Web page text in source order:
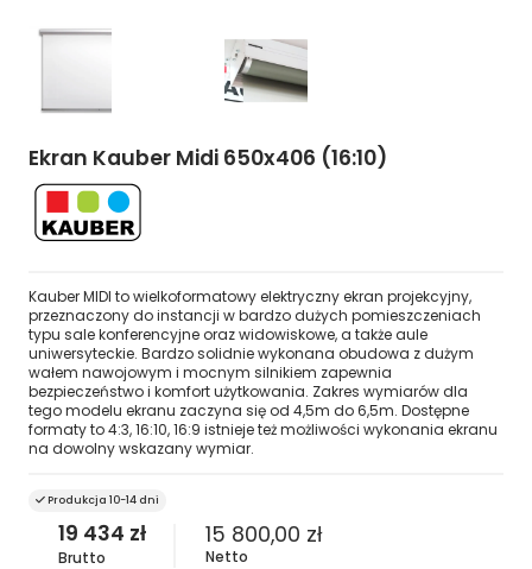
Ekran Kauber Midi 650x406 (16:10)
Kauber MIDI to wielkoformatowy elektryczny ekran projekcyjny,
przeznaczony do instancji w bardzo dużych pomieszczeniach
typu sale konferencyjne oraz widowiskowe, a także aule
uniwersyteckie. Bardzo solidnie wykonana obudowa z dużym
wałem nawojowym i mocnym silnikiem zapewnia
bezpieczeństwo i komfort użytkowania. Zakres wymiarów dla
tego modelu ekranu zaczyna się od 4,5m do 6,5m. Dostępne
formaty to 4:3, 16:10, 16:9 istnieje też możliwości wykonania ekranu
na dowolny wskazany wymiar.
Produkcja 10-14 dni
19 434 zł
Brutto
15 800,00 zł
Netto